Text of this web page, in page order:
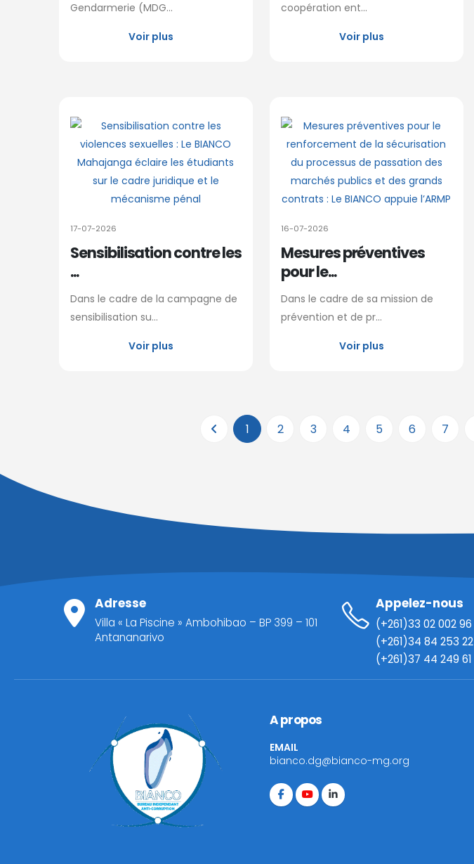
Gendarmerie (MDG...
Voir plus
coopération ent...
Voir plus
17-07-2026
Sensibilisation contre les
...
Dans le cadre de la campagne de
sensibilisation su...
Voir plus
16-07-2026
Mesures préventives
pour le...
Dans le cadre de sa mission de
prévention et de pr...
Voir plus
1 2 3 4 5 6 7
Adresse
Villa « La Piscine » Ambohibao – BP 399 – 101
Antananarivo
Appelez-nous
(+261)33 02 002 96
(+261)34 84 253 22
(+261)37 44 249 61
A propos
EMAIL
bianco.dg@bianco-mg.org